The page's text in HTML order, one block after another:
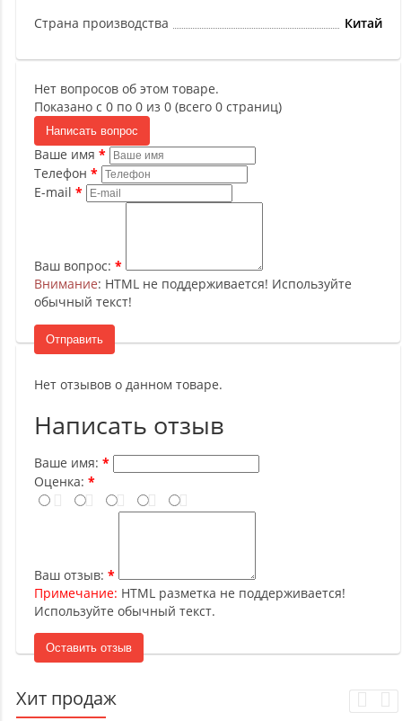
Страна производства Китай
Нет вопросов об этом товаре.
Показано с 0 по 0 из 0 (всего 0 страниц)
Написать вопрос
Ваше имя
Телефон
E-mail
Ваш вопрос:
Внимание: HTML не поддерживается! Используйте
обычный текст!
Отправить
Нет отзывов о данном товаре.
Написать отзыв
Ваше имя:
Оценка:
Ваш отзыв:
Примечание: HTML разметка не поддерживается!
Используйте обычный текст.
Оставить отзыв
Хит продаж